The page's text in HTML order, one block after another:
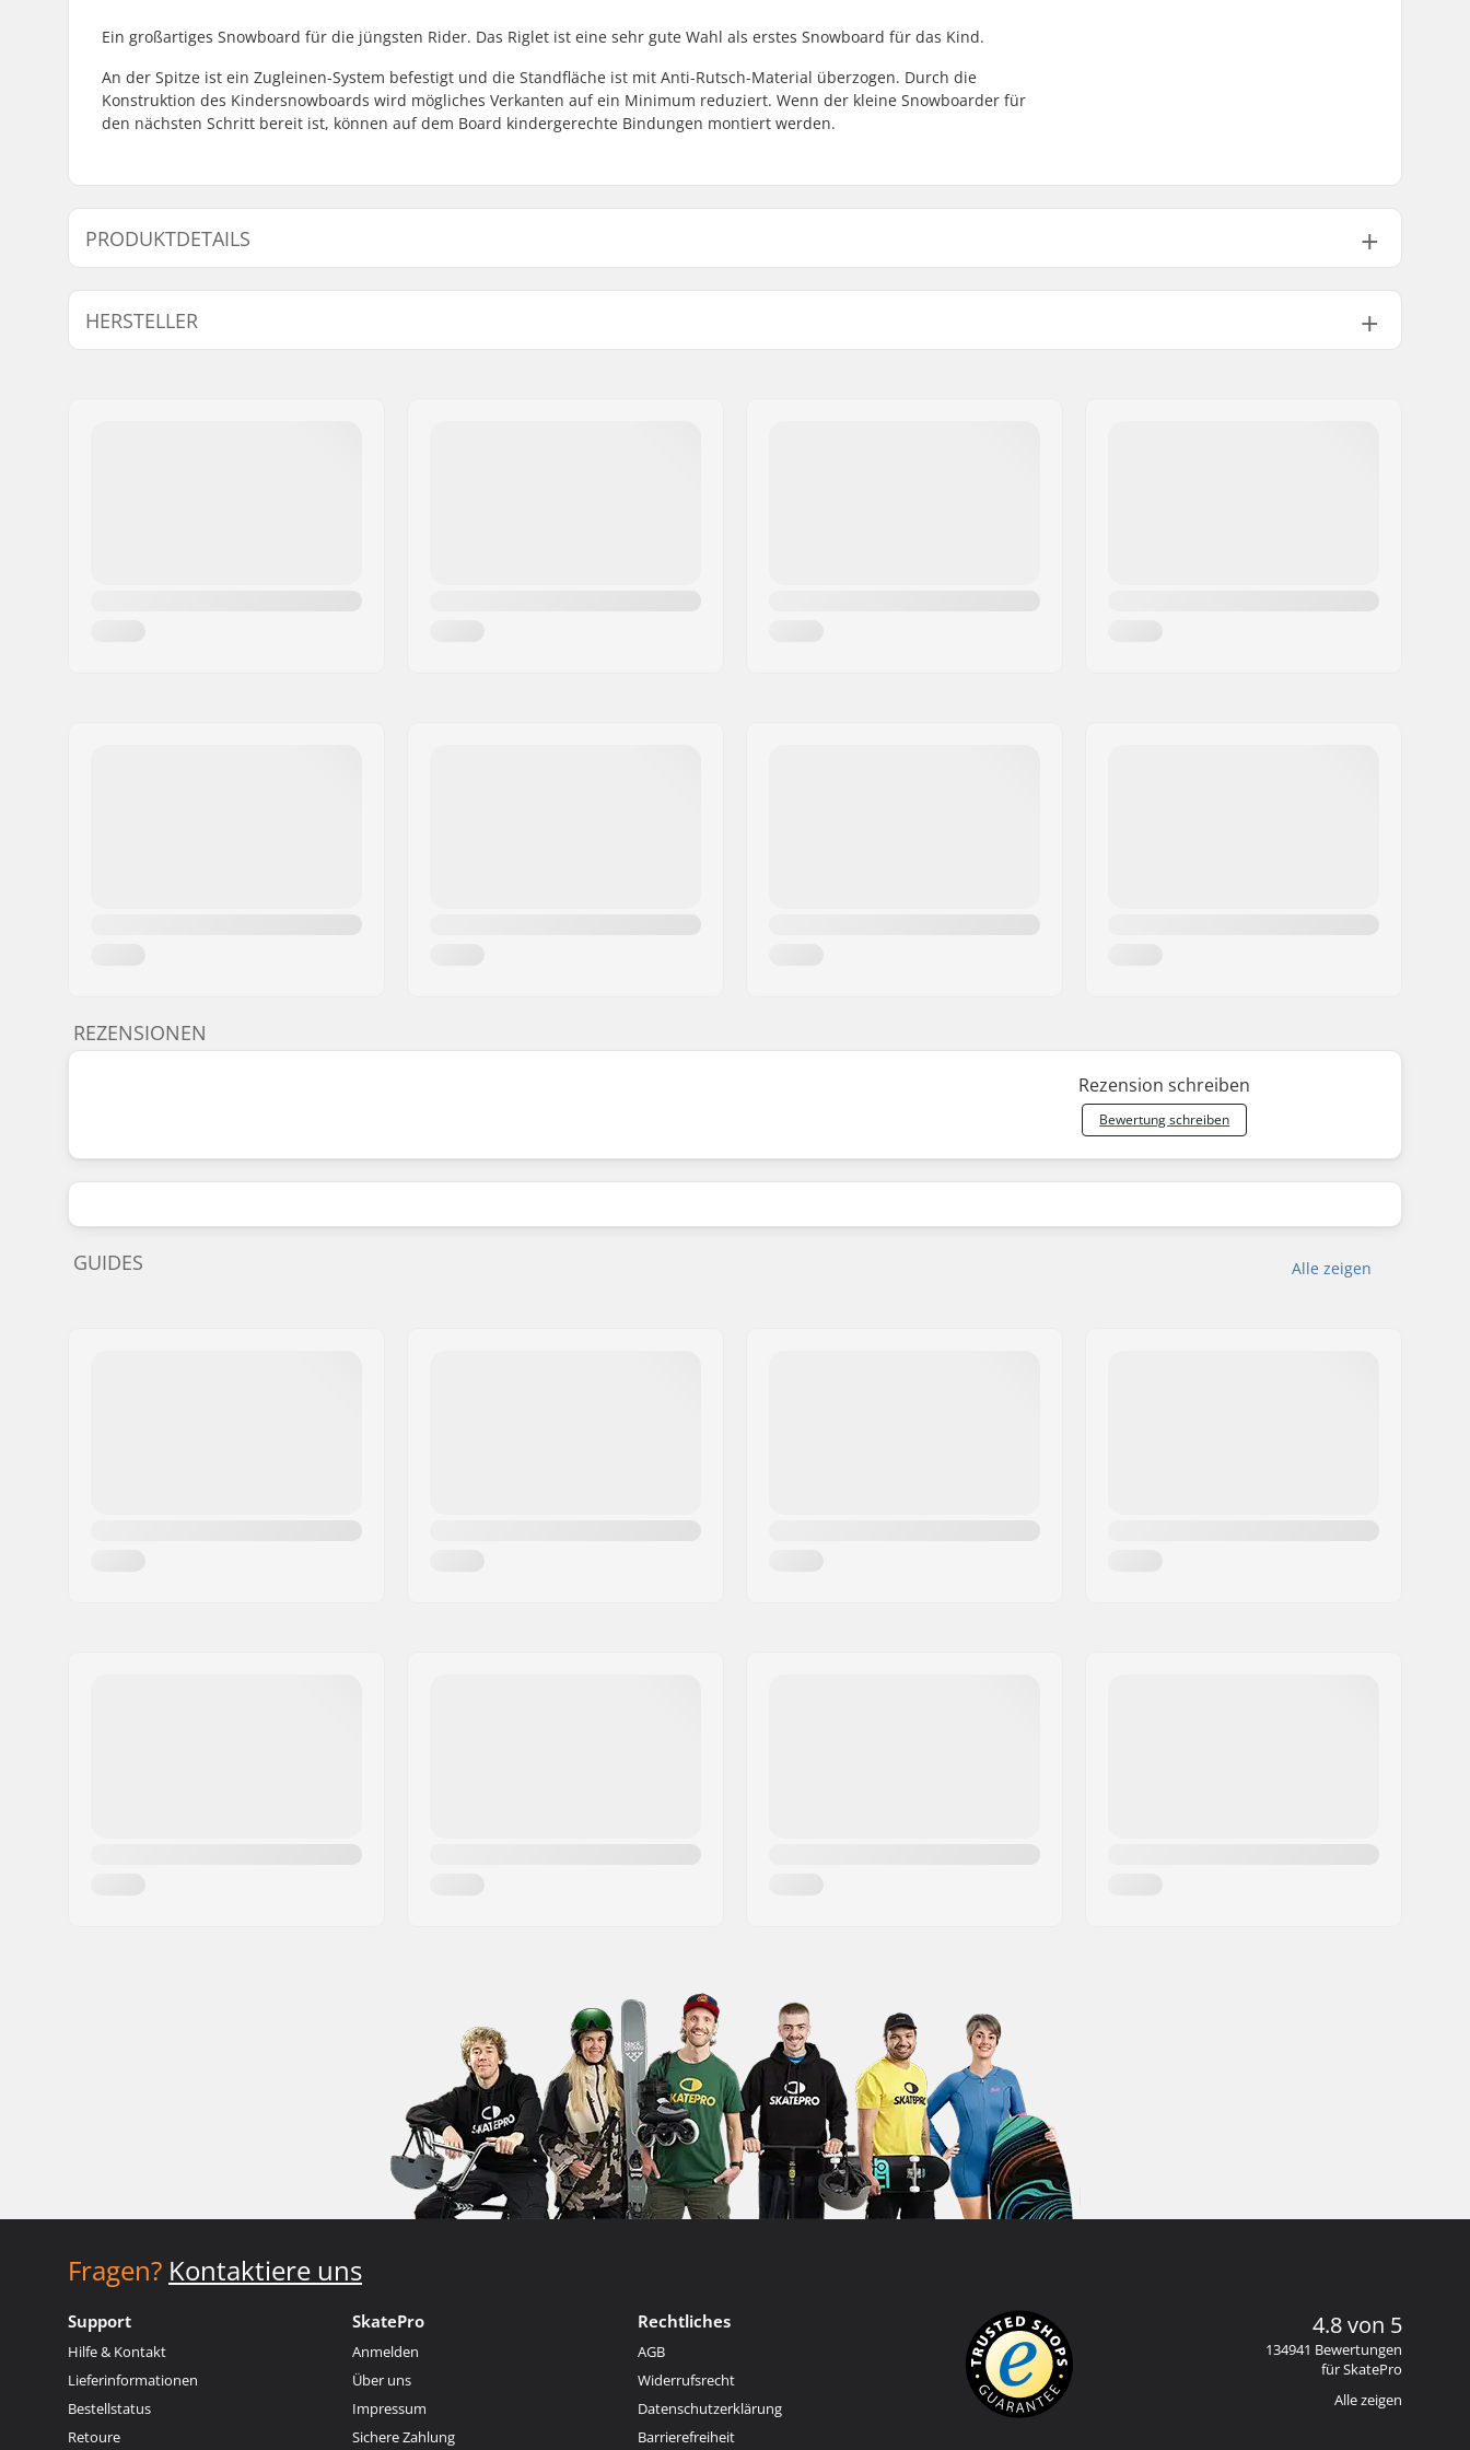
Ein großartiges Snowboard für die jüngsten Rider. Das Riglet ist eine sehr gute Wahl als erstes Snowboard für das Kind.
An der Spitze ist ein Zugleinen-System befestigt und die Standfläche ist mit Anti-Rutsch-Material überzogen. Durch die
Konstruktion des Kindersnowboards wird mögliches Verkanten auf ein Minimum reduziert. Wenn der kleine Snowboarder für
den nächsten Schritt bereit ist, können auf dem Board kindergerechte Bindungen montiert werden.
PRODUKTDETAILS
Snowboard Flex:
2
Bindingssystem:
Shape:
True Twin
HERSTELLER
REZENSIONEN
Rezension schreiben
Bewertung schreiben
Alle zeigen
GUIDES
Fragen? Kontaktiere uns
Support
Hilfe & Kontakt
Lieferinformationen
Bestellstatus
Retoure
SkatePro
Anmelden
Über uns
Impressum
Sichere Zahlung
Rechtliches
AGB
Widerrufsrecht
Datenschutzerklärung
Barrierefreiheit
4.8 von 5
134941 Bewertungen
für SkatePro
Alle zeigen